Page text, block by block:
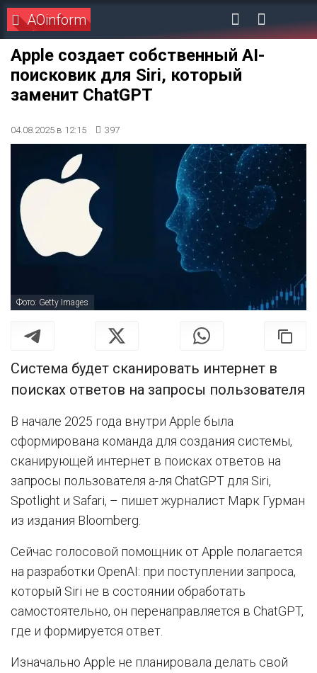
AOinform
Apple создает собственный AI-
поисковик для Siri, который
заменит ChatGPT
04.08.2025 в 12:15 397
Фото: Getty Images
Система будет сканировать интернет в
поисках ответов на запросы пользователя
В начале 2025 года внутри Apple была
сформирована команда для создания системы,
сканирующей интернет в поисках ответов на
запросы пользователя а-ля ChatGPT для Siri,
Spotlight и Safari, – пишет журналист Марк Гурман
из издания Bloomberg.
Сейчас голосовой помощник от Apple полагается
на разработки OpenAI: при поступлении запроса,
который Siri не в состоянии обработать
самостоятельно, он перенаправляется в ChatGPT,
где и формируется ответ.
Изначально Apple не планировала делать свой